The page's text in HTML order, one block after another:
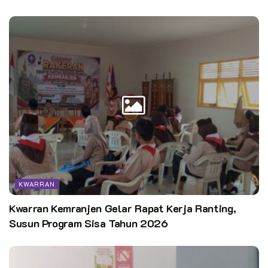
KWARRAN
Kwarran Kemranjen Gelar Rapat Kerja Ranting,
Susun Program Sisa Tahun 2026